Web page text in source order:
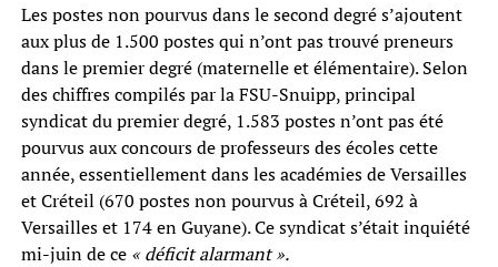
Les postes non pourvus dans le second degré s’ajoutent
aux plus de 1.500 postes qui n’ont pas trouvé preneurs
dans le premier degré (maternelle et élémentaire). Selon
des chiffres compilés par la FSU-Snuipp, principal
syndicat du premier degré, 1.583 postes n’ont pas été
pourvus aux concours de professeurs des écoles cette
année, essentiellement dans les académies de Versailles
et Créteil (670 postes non pourvus à Créteil, 692 à
Versailles et 174 en Guyane). Ce syndicat s’était inquiété
mi-juin de ce« déficit alarmant ».